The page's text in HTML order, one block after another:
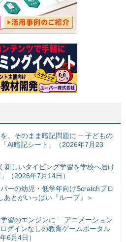
、そのまま暗記問題に ─ 子どもの
AI暗記シート」（2026年7月23
新しいタイピング学習を学校へ届け
（2026年7月14日）
ーの幼児・低学年向けScratchプロ
とがいっぱい『ループ』＞
学習のエンジンに ─ アニメーション
グインなしの教育ゲームポータル
6月4日）